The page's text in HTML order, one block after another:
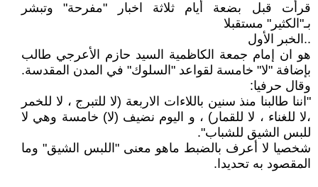
قرأت قبل بضعة أيام ثلاثة اخبار "مفرحة" وتبشر
بـ"الكثير" مستقبلا
..الخبر الأول
هو ان إمام جمعة الكاظمية السيد حازم الأعرجي طالب
بإضافة "لا" خامسة لقواعد "السلوك" في المدن المقدسة.
وقال حرفيا:
"اننا طالبنا منذ سنين باللاءات الاربعة (لا للتبرج ، لا للخمر
،لا للغناء ، لا للقمار) ، و اليوم نضيف (لا) خامسة وهي لا
للبس الشيق للشباب".
شخصيا لا أعرف بالضبط ماهو معنى "اللبس الشيق" وما
المقصود به تحديدا.